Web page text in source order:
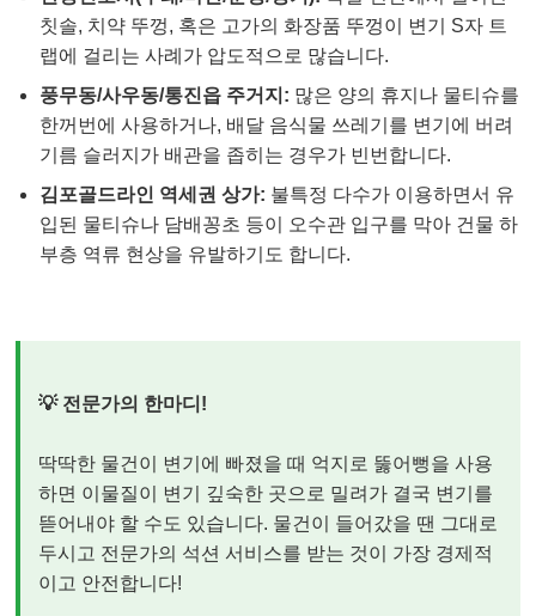
칫솔, 치약 뚜껑, 혹은 고가의 화장품 뚜껑이 변기 S자 트
랩에 걸리는 사례가 압도적으로 많습니다.
풍무동/사우동/통진읍 주거지: 많은 양의 휴지나 물티슈를
한꺼번에 사용하거나, 배달 음식물 쓰레기를 변기에 버려
기름 슬러지가 배관을 좁히는 경우가 빈번합니다.
김포골드라인 역세권 상가: 불특정 다수가 이용하면서 유
입된 물티슈나 담배꽁초 등이 오수관 입구를 막아 건물 하
부층 역류 현상을 유발하기도 합니다.
💡 전문가의 한마디!
딱딱한 물건이 변기에 빠졌을 때 억지로 뚫어뻥을 사용
하면 이물질이 변기 깊숙한 곳으로 밀려가 결국 변기를
뜯어내야 할 수도 있습니다. 물건이 들어갔을 땐 그대로
두시고 전문가의 석션 서비스를 받는 것이 가장 경제적
이고 안전합니다!